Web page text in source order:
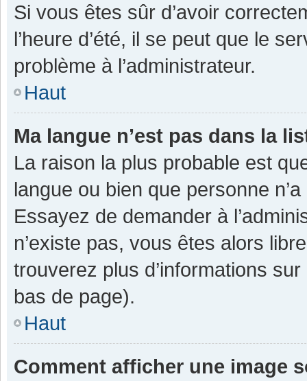
Si vous êtes sûr d’avoir
l’heure d’été, il se peut que le
problème à l’administrateur.
Haut
Ma langue n’est pas dans la
La raison la plus probable est
langue ou bien que personne
Essayez de demander à
n’existe pas, vous êtes alors
trouverez plus d’informations
bas de page).
Haut
Comment afficher une image